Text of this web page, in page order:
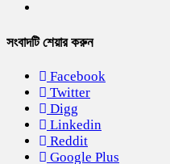
সংবাদটি শেয়ার করুন
Facebook
Twitter
Digg
Linkedin
Reddit
Google Plus